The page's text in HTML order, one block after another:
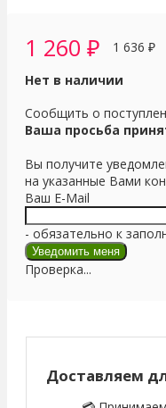
1 260 ₽ 1 636 ₽
Нет в наличии
Сообщить о
Ваша просьба
Вы получите
на указанные Вами
Ваш E-Mail
- обязательно к
Проверка...
Доставляем